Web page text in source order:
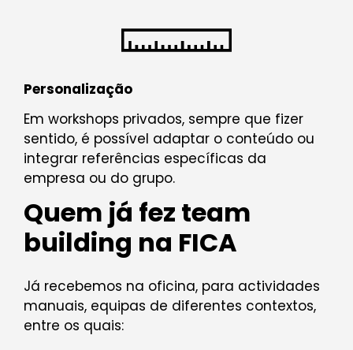
Personalização
Em workshops privados, sempre que fizer
sentido, é possível adaptar o conteúdo ou
integrar referências específicas da
empresa ou do grupo.
Quem já fez team
building na FICA
Já recebemos na oficina, para actividades
manuais, equipas de diferentes contextos,
entre os quais: